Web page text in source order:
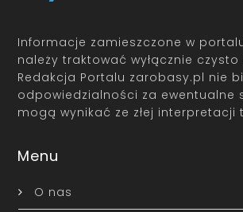
Informacje zamieszczone w
należy traktować wyłącznie
Redakcja Portalu zarobasy.pl nie
odpowiedzialności za ewentualne
mogą wynikać ze złej interpretacji
Menu
O nas